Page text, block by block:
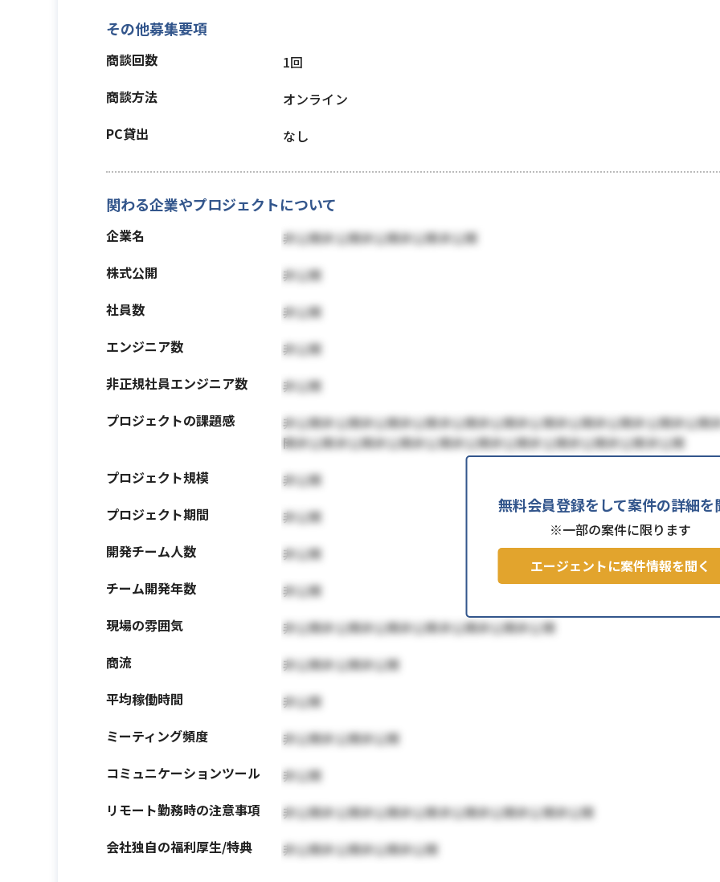
その他募集要項
商談回数
1回
商談方法
オンライン
PC貸出
なし
無料会員登録をして案件の詳細を
※一部の案件に限ります
エージェントに案件情報を聞く
関わる企業やプロジェクトについて
企業名
非公開非公開非公開非公開非公開
株式公開
非公開
社員数
非公開
エンジニア数
非公開
非正規社員エンジニア数
非公開
プロジェクトの課題感
非公開非公開非公開非公開非公開非公開非公開非公開非公開非公開非公
開非公開非公開非公開非公開非公開非公開非公開非公開非公開非公開
プロジェクト規模
非公開
プロジェクト期間
非公開
開発チーム人数
非公開
チーム開発年数
非公開
現場の雰囲気
非公開非公開非公開非公開非公開非公開非公開
商流
非公開非公開非公開
平均稼働時間
非公開
ミーティング頻度
非公開非公開非公開
コミュニケーションツール
非公開
リモート勤務時の注意事項
非公開非公開非公開非公開非公開非公開非公開非公開
会社独自の福利厚生/特典
非公開非公開非公開非公開